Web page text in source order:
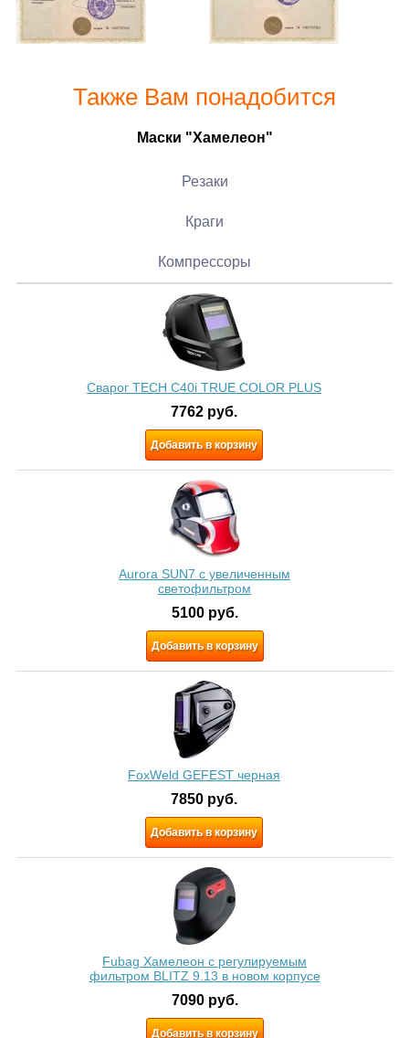
Также Вам понадобится
Маски "Хамелеон"
Резаки
Краги
Компрессоры
Сварог TECH C40i TRUE COLOR PLUS
7762 руб.
Добавить в корзину
Aurora SUN7 c увеличенным
светофильтром
5100 руб.
Добавить в корзину
FoxWeld GEFEST черная
7850 руб.
Добавить в корзину
Fubag Хамелеон с регулируемым
фильтром BLITZ 9.13 в новом корпусе
7090 руб.
Добавить в корзину